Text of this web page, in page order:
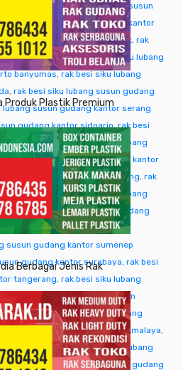
rak besi siku lubang susun
siku lubang susun gudang kantor
susun gudang kantor pontianak, rak
kantor purwakarta,rak besi siku lubang
banyumas, rak besi siku lubang
, rak besi siku lubang susun gudang
lubang susun gudang kantor serang
gudang kantor sidoarjo,rak besi
singkawang,rak besi siku lubang
besi siku lubang susun gudang kantor
susun gudang kantor sorong, rak
kantor subang,rak besi siku lubang
,rak besi siku lubang susun gudang
lubang susun gudang kantor
susun gudang kantor sumenep
gudang kantor surabaya, rak besi
tangerang, rak besi siku lubang
rak besi siku lubang susun
rak besi siku lubang susun gudang
susun gudang kantor tasikmalaya,
kantor tegal,rak besi siku lubang
,rak besi siku lubang susun gudang
Produk Plastik Premium
Berbagai Jenis Rak